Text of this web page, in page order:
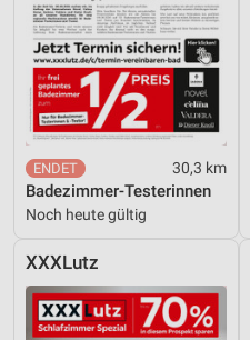
30,3 km
Badezimmer-Testerinnen
Noch heute gültig
XXXLutz